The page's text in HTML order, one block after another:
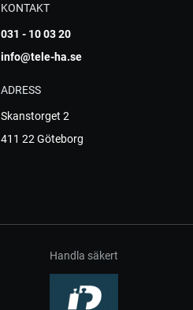
KONTAKT
031 - 10 03 20
info@tele-ha.se
ADRESS
Skanstorget 2
411 22 Göteborg
Handla säkert